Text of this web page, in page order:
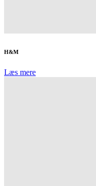
H&M
Læs mere